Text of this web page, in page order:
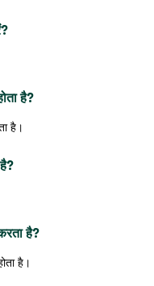
है?
है।
है?
है।